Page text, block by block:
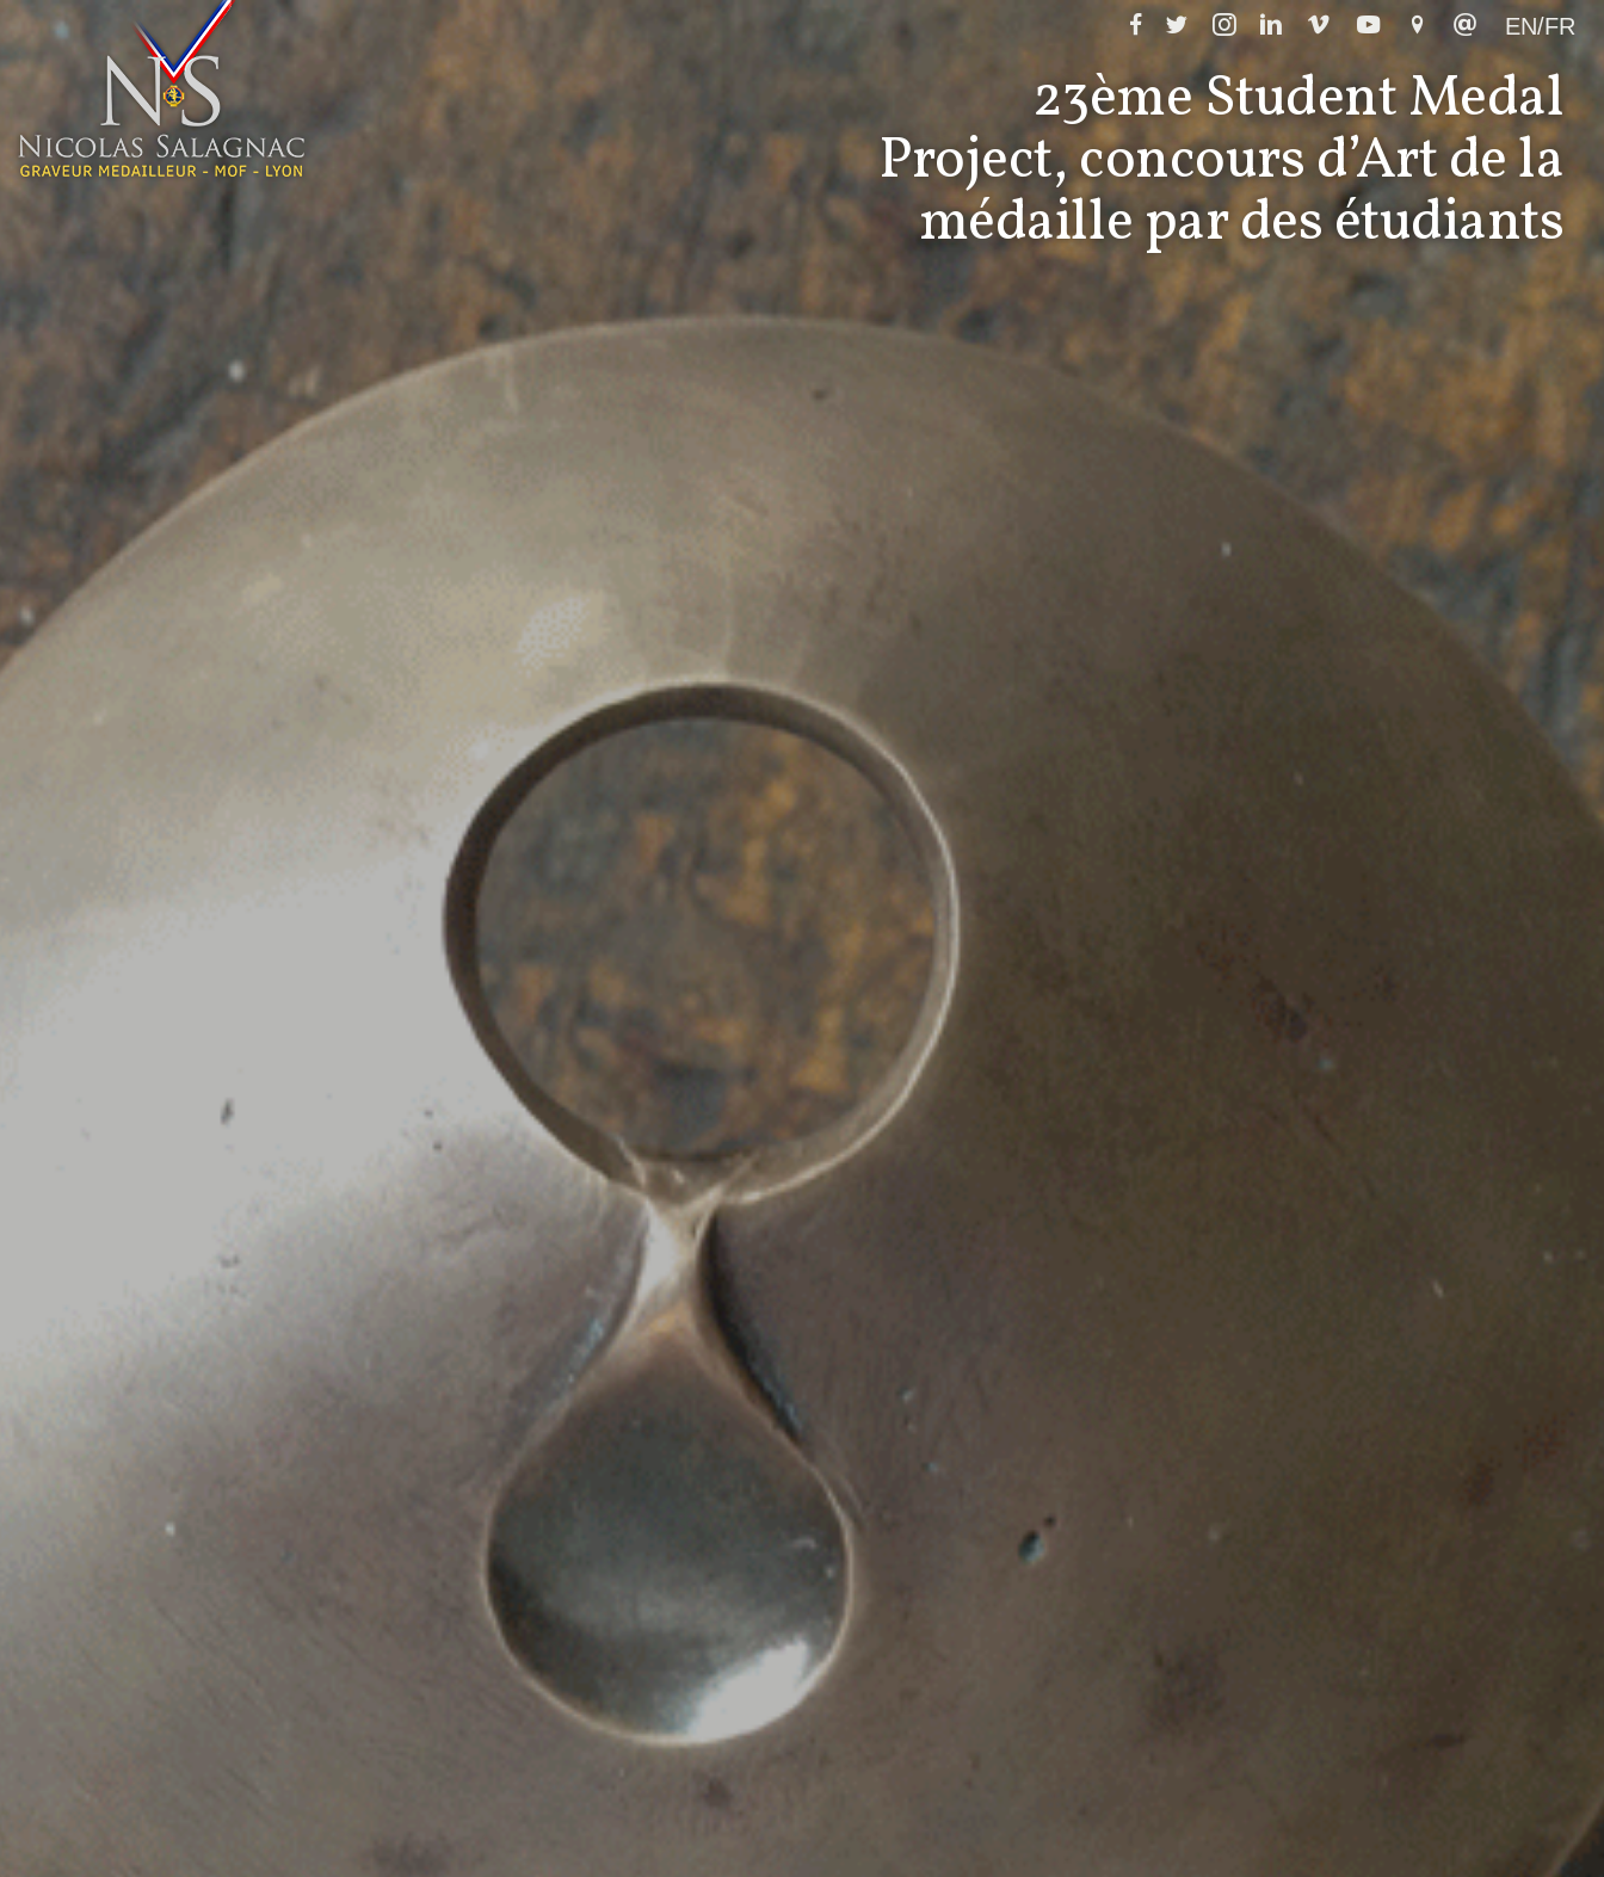
EN/FR
23ème Student Medal
Project, concours d’Art de la
médaille par des étudiants